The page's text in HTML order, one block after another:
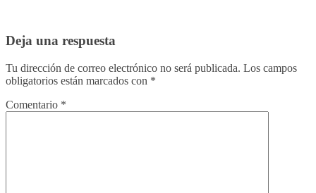
Deja una respuesta
Tu dirección de correo electrónico no será publicada. Los campos
obligatorios están marcados con *
Comentario *